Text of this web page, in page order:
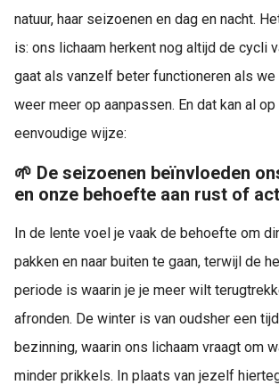
natuur, haar seizoenen en dag en nacht.
is: ons lichaam herkent nog altijd de cycli
gaat als vanzelf beter functioneren als
weer meer op aanpassen. En dat kan al
eenvoudige wijze:
🌱 De seizoenen beïnvloeden
en onze behoefte aan rust of
In de lente voel je vaak de behoefte om
pakken en naar buiten te gaan, terwijl de
periode is waarin je je meer wilt
afronden. De winter is van oudsher een
bezinning, waarin ons lichaam vraagt om
minder prikkels. In plaats van jezelf